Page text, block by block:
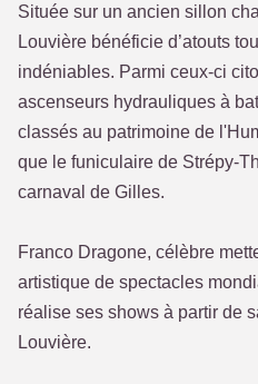
Située sur un ancien sillon
Louvière bénéficie d’atouts
indéniables. Parmi ceux-ci
ascenseurs hydrauliques à
classés au patrimoine de
que le funiculaire de Strépy-
carnaval de Gilles.
Franco Dragone, célèbre
artistique de spectacles
réalise ses shows à partir de
Louvière.